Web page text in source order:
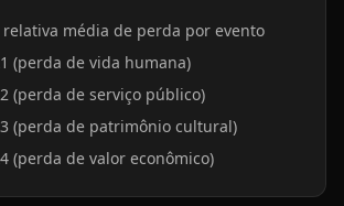
média de perda por evento
(perda de vida humana)
(perda de serviço público)
(perda de patrimônio cultural)
(perda de valor econômico)